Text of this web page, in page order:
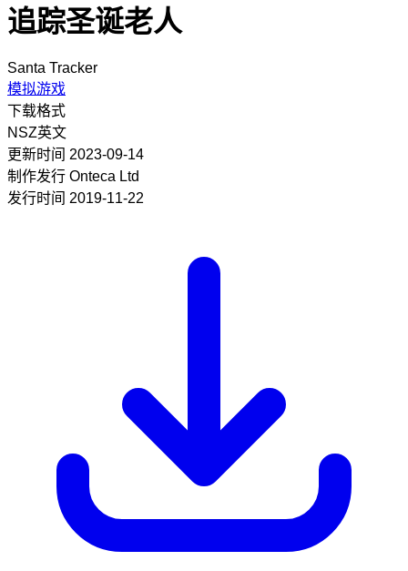
追踪圣诞老人
Santa Tracker
模拟游戏
下载格式
NSZ英文
更新时间 2023-09-14
制作发行 Onteca Ltd
发行时间 2019-11-22